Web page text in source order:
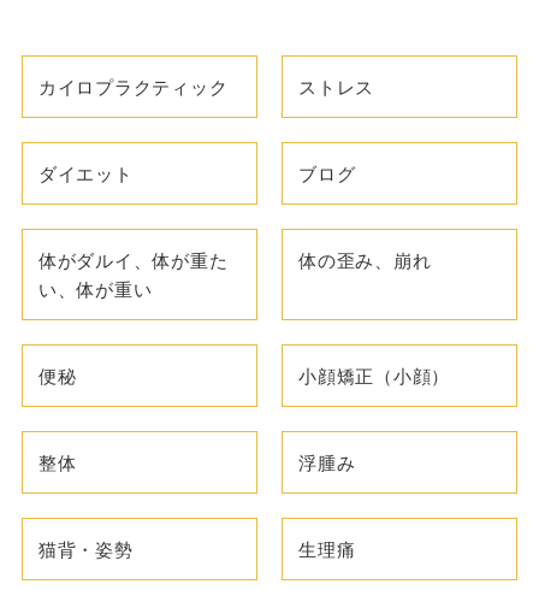
カイロプラクティック ストレス
ダイエット ブログ
体がダルイ、体が重た
い、体が重い
体の歪み、崩れ
便秘 小顔矯正（小顔）
整体 浮腫み
猫背・姿勢 生理痛